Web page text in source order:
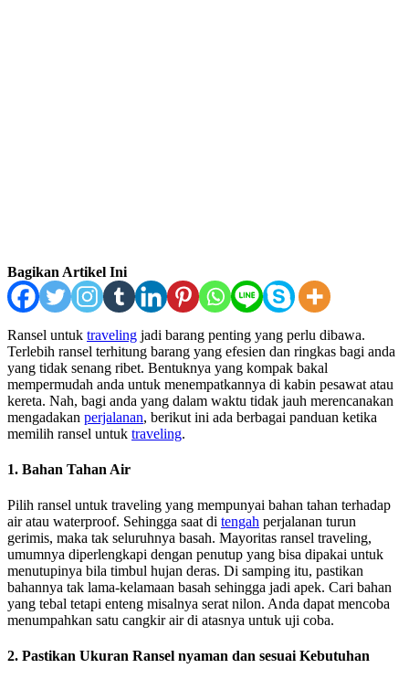
Bagikan Artikel Ini
Ransel untuk traveling jadi barang penting yang perlu dibawa.
Terlebih ransel terhitung barang yang efesien dan ringkas bagi anda
yang tidak senang ribet. Bentuknya yang kompak bakal
mempermudah anda untuk menempatkannya di kabin pesawat atau
kereta. Nah, bagi anda yang dalam waktu tidak jauh merencanakan
mengadakan perjalanan, berikut ini ada berbagai panduan ketika
memilih ransel untuk traveling.
1. Bahan Tahan Air
Pilih ransel untuk traveling yang mempunyai bahan tahan terhadap
air atau waterproof. Sehingga saat di tengah perjalanan turun
gerimis, maka tak seluruhnya basah. Mayoritas ransel traveling,
umumnya diperlengkapi dengan penutup yang bisa dipakai untuk
menutupinya bila timbul hujan deras. Di samping itu, pastikan
bahannya tak lama-kelamaan basah sehingga jadi apek. Cari bahan
yang tebal tetapi enteng misalnya serat nilon. Anda dapat mencoba
menumpahkan satu cangkir air di atasnya untuk uji coba.
2. Pastikan Ukuran Ransel nyaman dan sesuai Kebutuhan